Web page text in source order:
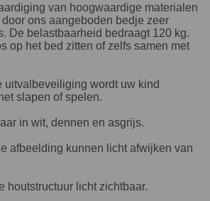
van hoogwaardige materialen
ons aangeboden bedje zeer
De belastbaarheid bedraagt 120 kg.
op het bed zitten of zelfs samen met
uitvalbeveiliging wordt uw kind
slapen of spelen.
in wit, dennen en asgrijs.
afbeelding kunnen licht afwijken van
houtstructuur licht zichtbaar.